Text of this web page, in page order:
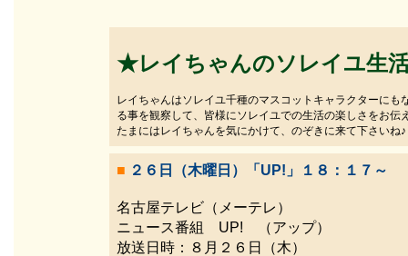
★レイちゃんのソレイユ生
レイちゃんはソレイユ千種のマスコットキャラクターに
る事を観察して、皆様にソレイユでの生活の楽しさをお伝
たまにはレイちゃんを気にかけて、のぞきに来て下さいね♪
■ ２６日（木曜日）「UP!」１８：１７～
名古屋テレビ（メーテレ）
ニュース番組 UP! （アップ）
放送日時：８月２６日（木）